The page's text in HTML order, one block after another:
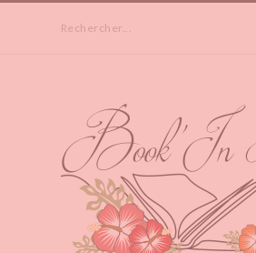
Rechercher...